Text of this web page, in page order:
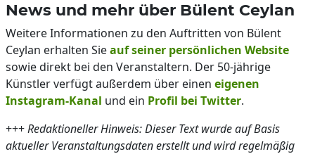
News und mehr über Bülent Ceylan
Weitere Informationen zu den Auftritten von Bülent
Ceylan erhalten Sieauf seiner persönlichen Website
sowie direkt bei den Veranstaltern. Der 50-jährige
Künstler verfügt außerdem über einen eigenen
Instagram-Kanal und ein Profil bei Twitter.
+++Redaktioneller Hinweis: Dieser Text wurde auf Basis
aktueller Veranstaltungsdaten erstellt und wird regelmäßig